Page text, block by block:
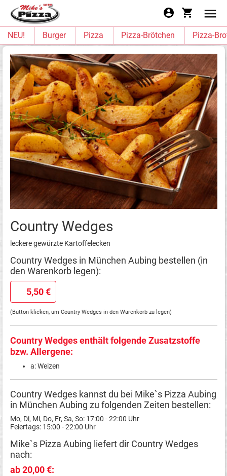
NEU! Burger Pizza Pizza-Brötchen Pizza-
Country Wedges
leckere gewürzte Kartoffelecken
Country Wedges in München Aubing bestellen (in
den Warenkorb legen):
5,50 €
(Button klicken, um Country Wedges in den Warenkorb zu legen)
Country Wedges enthält folgende Zusatzstoffe
bzw. Allergene:
a: Weizen
Country Wedges kannst du bei Mike`s Pizza Aubing
in München Aubing zu folgenden Zeiten bestellen:
Mo, Di, Mi, Do, Fr, Sa, So: 17:00 - 22:00 Uhr
Feiertags: 15:00 - 22:00 Uhr
Mike`s Pizza Aubing liefert dir Country Wedges
nach:
ab 20,00 €: